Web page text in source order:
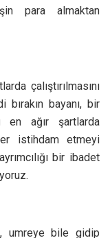
para almaktan
çalıştırılmasını
bayanı, bir
en ağır şartlarda
istihdam etmeyi
bir ibadet
umreye bile gidip